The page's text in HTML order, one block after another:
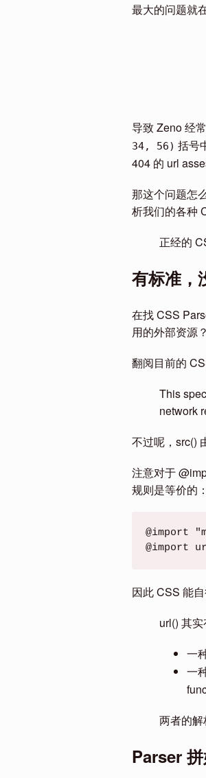
最大的问题就
导致 Zeno 经
34, 56) 括号
404 的 url
那这个问题怎
析我们的各种
正经的
有标准，
在找 CSS
用的外部资源
翻阅目前的
This
network
不过呢，src()
注意对于
规则是等价的：
@import
@import
因此 CSS 能
url() 其实
一
一
两者的解
Parser